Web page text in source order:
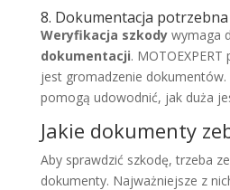
8. Dokumentacja
Weryfikacja szkodywymaga
dokumentacji.
jest gromadzenie
pomogą udowodnić, jak duża
Jakie dokumenty
Aby sprawdzić szkodę, trzeba
dokumenty. Najważniejsze z